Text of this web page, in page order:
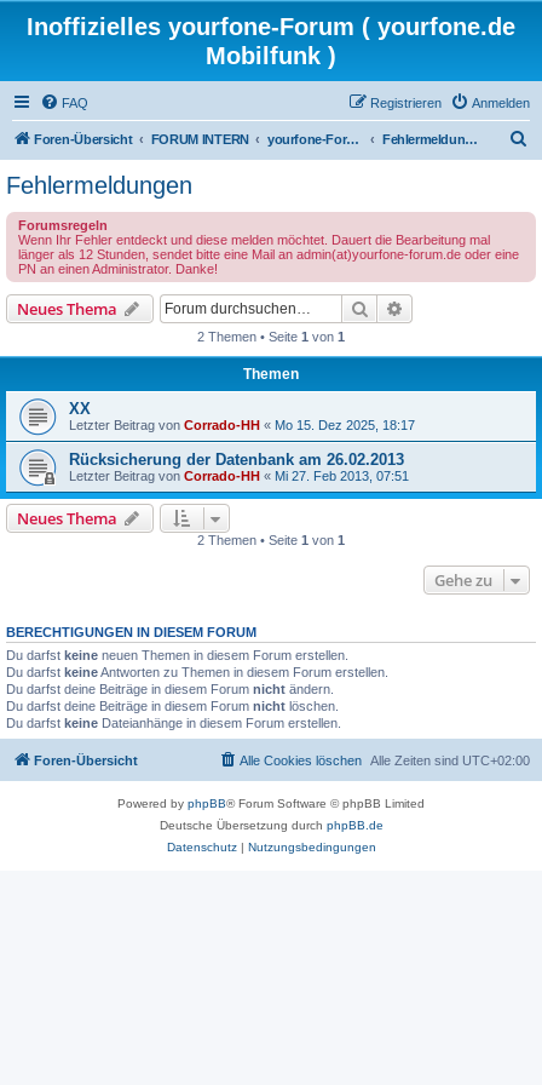
Inoffizielles yourfone-Forum ( yourfone.de
Mobilfunk )
FAQ Anmelden
Registrieren
Foren-Übersicht FORUM INTERN yourfone-Forum Community Fehlermeldungen
Fehlermeldungen
Forumsregeln
Wenn Ihr Fehler entdeckt und diese melden möchtet. Dauert die Bearbeitung mal
länger als 12 Stunden, sendet bitte eine Mail an admin(at)yourfone-forum.de oder eine
PN an einen Administrator. Danke!
Neues Thema Suche
2 Themen • Seite 1 von 1
Themen
XX
Letzter Beitrag von Corrado-HH « Mo 15. Dez 2025, 18:17
Rücksicherung der Datenbank am 26.02.2013
Letzter Beitrag von Corrado-HH « Mi 27. Feb 2013, 07:51
Neues Thema
2 Themen • Seite 1 von 1
Gehe zu
BERECHTIGUNGEN IN DIESEM FORUM
Du darfst keine neuen Themen in diesem Forum erstellen.
Du darfst keineAntworten zu Themen in diesem Forum erstellen.
Du darfst deine Beiträge in diesem Forum nicht ändern.
Du darfst deine Beiträge in diesem Forum nicht löschen.
Du darfst keine Dateianhänge in diesem Forum erstellen.
Foren-Übersicht Alle Zeiten sind UTC+02:00
Alle Cookies löschen
Powered by phpBB® Forum Software © phpBB Limited
Deutsche Übersetzung durch phpBB.de
Datenschutz| Nutzungsbedingungen